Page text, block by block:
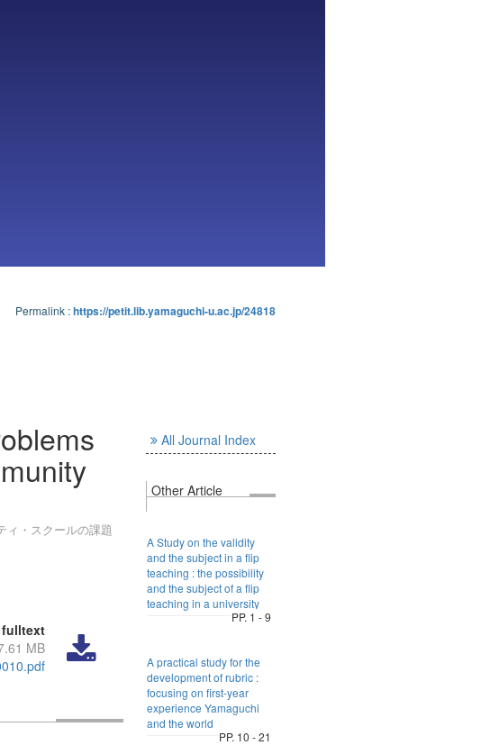
Permalink :https://petit.lib.yamaguchi-u.ac.jp/24818
ィ・スクールの課題
fulltext
MB
All Journal Index
Other Article
A Study on the validity
and the subject in a flip
teaching : the possibility
and the subject of a flip
teaching in a university
PP. 1 - 9
A practical study for the
development of rubric :
focusing on first-year
experience Yamaguchi
and the world
PP. 10 - 21